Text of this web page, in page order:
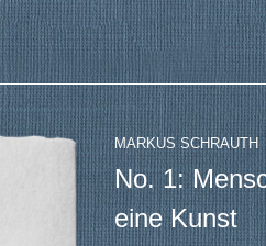
MARKUS SCHRAUTH
No. 1:
eine Kunst